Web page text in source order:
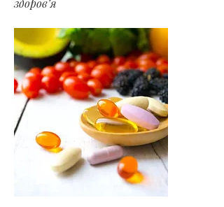
здоров’я